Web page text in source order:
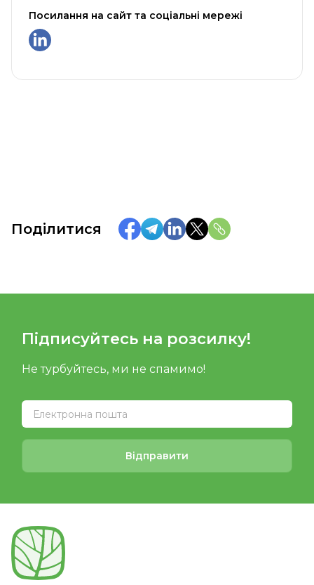
Посилання на сайт та соціальні мережі
Поділитися
Підписуйтесь на розсилку!
Не турбуйтесь, ми не спамимо!
Відправити